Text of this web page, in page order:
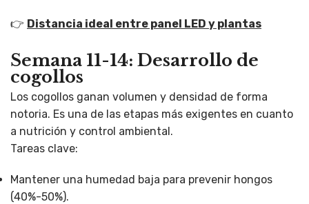
👉 Distancia ideal entre panel LED y plantas
Semana 11-14: Desarrollo de
cogollos
Los cogollos ganan volumen y densidad de forma
notoria. Es una de las etapas más exigentes en cuanto
a nutrición y control ambiental.
Tareas clave:
Mantener una humedad baja para prevenir hongos
(40%-50%).